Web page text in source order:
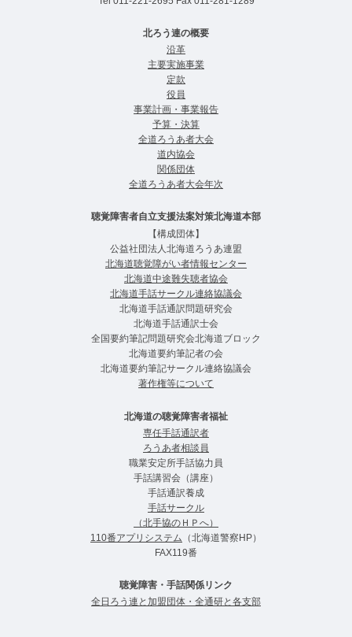
北ろう連の概要
沿革
主要実施事業
定款
役員
事業計画・事業報告
予算・決算
全道ろうあ者⼤会
道内協会
関係団体
全道ろうあ者大会年次
聴覚障害者自立支援法案対策北海道本部
【構成団体】
公益社団法人北海道ろうあ連盟
北海道聴覚障がい者情報センター
北海道中途難失聴者協会
北海道手話サークル連絡協議会
北海道手話通訳問題研究会
北海道手話通訳士会
全国要約筆記問題研究会北海道ブロック
北海道要約筆記者の会
北海道要約筆記サークル連絡協議会
著作権等について
北海道の聴覚障害者福祉
専任手話通訳者
ろうあ者相談員
職業安定所手話協力員
手話講習会（講座）
手話通訳養成
手話サークル
（北手協のＨＰへ）
110番アプリシステム （北海道警察HP）
FAX119番
聴覚障害・手話関係リンク
全日ろう連と加盟団体・全通研と各支部